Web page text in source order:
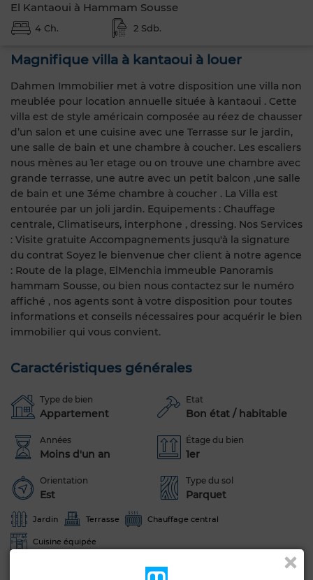
El Kantaoui à Hammam Sousse
4 Ch. 2 Sdb.
Magnifique villa à kantaoui à louer
Dahmen Immobilier met à votre disposition une villa non
meublée pour location annuelle située à kantaoui . Cette
villa est de style américain composée au réez de chausser
d’un salon et une cuisine avec une Terrasse sur le jardin,
une salle de bain et une chambre à coucher. Les escaliers
nous mènes au 1er etage ou on trouve une chambre avec
grande terrasse, une autre avec un petit balcon ,une salle
de bain et une 3éme chambre à coucher . La Villa est
entourée par un joli jardin. Equipements : Chauffage
centrale, Climatiseurs, interphone , dressing. Nos Services
: Visite gratuite Accompagnements jusqu'à la signature
du contrat Soyez le bienvenue cher client à notre agence
: Route de la plage, ElMenchia immeuble Panoramis
hammam Sousse, ou bien nous contactez sur le numéro
affiché , nos agents sont à votre disposition pour toutes
informations et conseils nécessaires pour acquérir le bien
immobilier qui vous convient.
Caractéristiques générales
Type de bien
Appartement
Etat
Bon état / habitable
Années
Moins d'un an
Étage du bien
1er
Orientation
Est
Type du sol
Parquet
Jardin Terrasse Chauffage central
Cuisine équipée